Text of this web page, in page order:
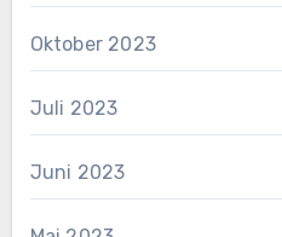
Oktober 2023
Juli 2023
Juni 2023